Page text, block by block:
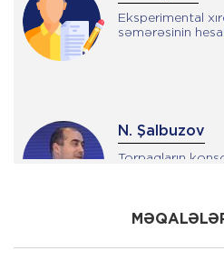
Eksperimental
səmərəsinin
N. Şalbuzov
Torpaqların